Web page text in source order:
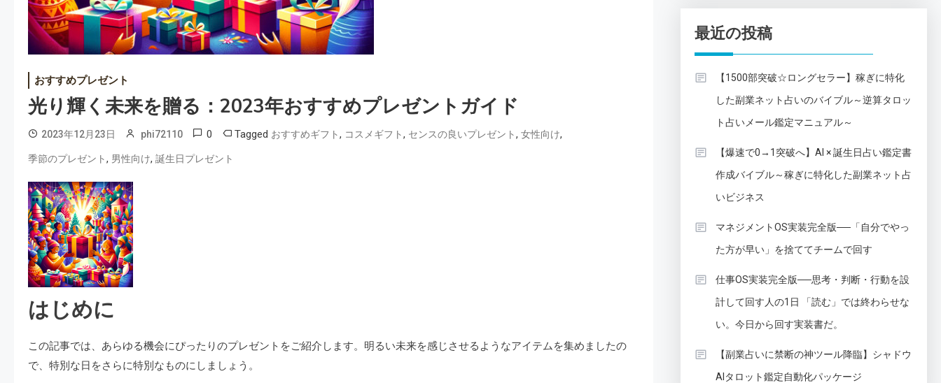
おすすめプレゼント
光り輝く未来を贈る：2023年おすすめプレゼントガイド
2023年12月23日 phi72110 0 Tagged おすすめギフト, コスメギフト, センスの良いプレゼント, 女性向け,
季節のプレゼント, 男性向け, 誕生日プレゼント
はじめに
この記事では、あらゆる機会にぴったりのプレゼントをご紹介します。明るい未来を感じさせるようなアイテムを集めましたの
で、特別な日をさらに特別なものにしましょう。
最近の投稿
【1500部突破☆ロングセラー】稼ぎに特化
した副業ネット占いのバイブル～逆算タロッ
ト占いメール鑑定マニュアル～
【爆速で0→1突破へ】AI × 誕生日占い鑑定書
作成バイブル～稼ぎに特化した副業ネット占
いビジネス
マネジメントOS実装完全版──「自分でやっ
た方が早い」を捨ててチームで回す
仕事OS実装完全版──思考・判断・行動を設
計して回す人の1日 「読む」では終わらせな
い。今日から回す実装書だ。
【副業占いに禁断の神ツール降臨】シャドウ
AIタロット鑑定自動化パッケージ